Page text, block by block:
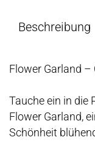
Beschreibung
Flower Garland –
Tauche ein in die
Flower Garland,
Schönheit